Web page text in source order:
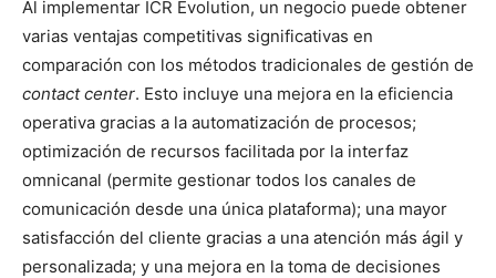
Al implementar ICR Evolution, un negocio puede obtener
varias ventajas competitivas significativas en
comparación con los métodos tradicionales de gestión de
contact center. Esto incluye una mejora en la eficiencia
operativa gracias a la automatización de procesos;
optimización de recursos facilitada por la interfaz
omnicanal (permite gestionar todos los canales de
comunicación desde una única plataforma); una mayor
satisfacción del cliente gracias a una atención más ágil y
personalizada; y una mejora en la toma de decisiones